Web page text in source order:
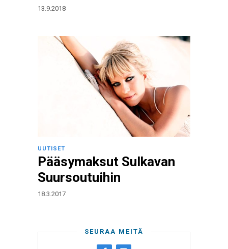
13.9.2018
UUTISET
Pääsymaksut Sulkavan
Suursoutuihin
18.3.2017
SEURAA MEITÄ